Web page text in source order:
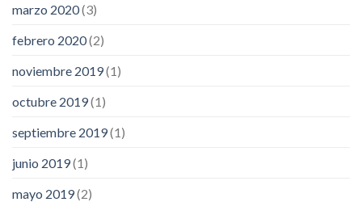
marzo 2020(3)
febrero 2020(2)
noviembre 2019(1)
octubre 2019(1)
septiembre 2019(1)
junio 2019(1)
mayo 2019(2)